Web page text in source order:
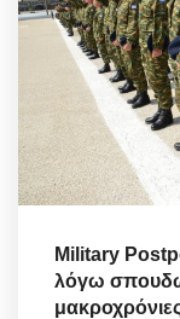
Military
λόγω